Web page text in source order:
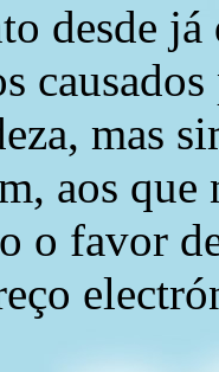
desde
mas
aos
o favor